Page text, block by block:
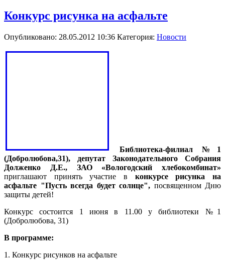
Конкурс рисунка на асфальте
Опубликовано: 28.05.2012 10:36 Категория: Новости
Библиотека-филиал №1
(Добролюбова,31), депутат Законодательного Собрания
Долженко Д.Е., ЗАО «Вологодский хлебокомбинат»
приглашают принять участие в конкурсе рисунка на
асфальте "Пусть всегда будет солнце", посвященном Дню
защиты детей!
Конкурс состоится 1 июня в 11.00 у библиотеки №1
(Добролюбова, 31)
В программе:
1. Конкурс рисунков на асфальте